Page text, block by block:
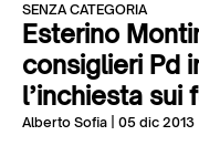
SENZA CATEGORIA
Esterino
consiglieri Pd
l’inchiesta sui
Alberto Sofia | 05 dic 2013